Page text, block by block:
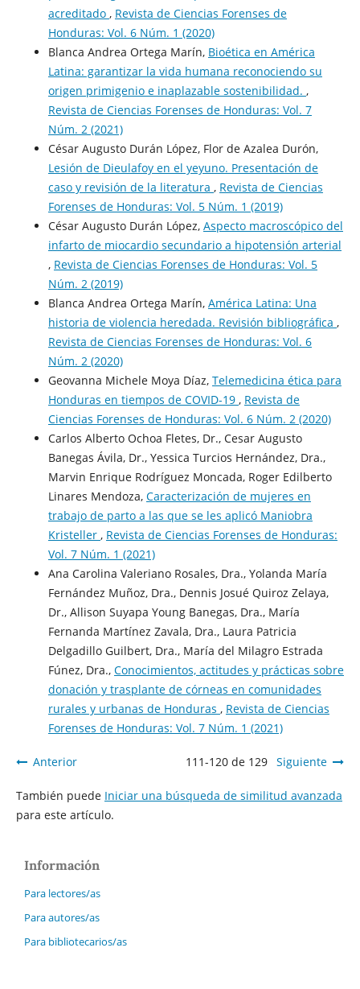
acreditado , Revista de Ciencias Forenses de
Honduras: Vol. 6 Núm. 1 (2020)
Blanca Andrea Ortega Marín, Bioética en América
Latina: garantizar la vida humana reconociendo su
origen primigenio e inaplazable sostenibilidad. ,
Revista de Ciencias Forenses de Honduras: Vol. 7
Núm. 2 (2021)
César Augusto Durán López, Flor de Azalea Durón,
Lesión de Dieulafoy en el yeyuno. Presentación de
caso y revisión de la literatura , Revista de Ciencias
Forenses de Honduras: Vol. 5 Núm. 1 (2019)
César Augusto Durán López, Aspecto macroscópico del
infarto de miocardio secundario a hipotensión arterial
, Revista de Ciencias Forenses de Honduras: Vol. 5
Núm. 2 (2019)
Blanca Andrea Ortega Marín, América Latina: Una
historia de violencia heredada. Revisión bibliográfica ,
Revista de Ciencias Forenses de Honduras: Vol. 6
Núm. 2 (2020)
Geovanna Michele Moya Díaz, Telemedicina ética para
Honduras en tiempos de COVID-19 , Revista de
Ciencias Forenses de Honduras: Vol. 6 Núm. 2 (2020)
Carlos Alberto Ochoa Fletes, Dr., Cesar Augusto
Banegas Ávila, Dr., Yessica Turcios Hernández, Dra.,
Marvin Enrique Rodríguez Moncada, Roger Edilberto
Linares Mendoza, Caracterización de mujeres en
trabajo de parto a las que se les aplicó Maniobra
Kristeller , Revista de Ciencias Forenses de Honduras:
Vol. 7 Núm. 1 (2021)
Ana Carolina Valeriano Rosales, Dra., Yolanda María
Fernández Muñoz, Dra., Dennis Josué Quiroz Zelaya,
Dr., Allison Suyapa Young Banegas, Dra., María
Fernanda Martínez Zavala, Dra., Laura Patricia
Delgadillo Guilbert, Dra., María del Milagro Estrada
Fúnez, Dra., Conocimientos, actitudes y prácticas sobre
donación y trasplante de córneas en comunidades
rurales y urbanas de Honduras , Revista de Ciencias
Forenses de Honduras: Vol. 7 Núm. 1 (2021)
Anterior 111-120 de 129 Siguiente
También puede Iniciar una búsqueda de similitud avanzada
para este artículo.
Información
Para lectores/as
Para autores/as
Para bibliotecarios/as